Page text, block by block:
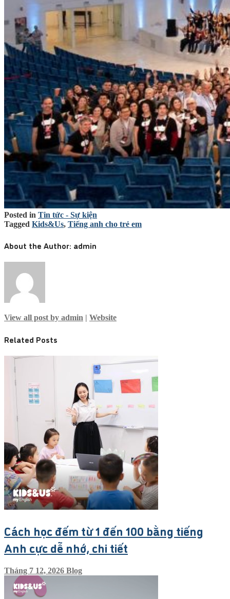
Posted in Tin tức - Sự kiện
Tagged Kids&Us, Tiếng anh cho trẻ em
About the Author: admin
View all post by admin | Website
Related Posts
Cách học đếm từ 1 đến 100 bằng tiếng
Anh cực dễ nhớ, chi tiết
Tháng 7 12, 2026 Blog